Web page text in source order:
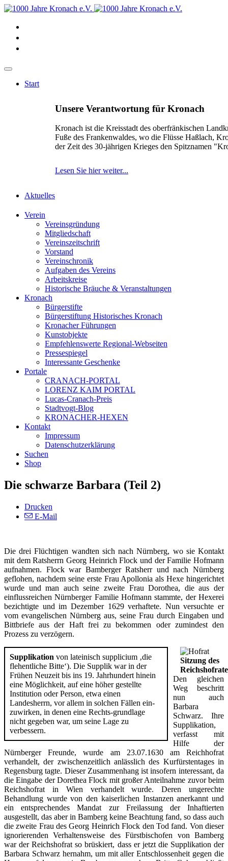
Start
Unsere Verantwortung für Kronach
Kronach ist die Kreisstadt des oberfränkischen
Fuße des Frankenwaldes, wo die Flüsse Haßlach,
der Zeit des 30-jährigen Krieges den Spitznamen
Lesen Sie hier weiter...
Aktuelles
Verein
Vereinsgründung
Mitgliedschaft
Vereinszeitschrift
Vorstand
Vereinschronik
Aufgaben des Vereins
Arbeitskreise
Historische Bräuche & Veranstaltungen
Kronach
Bürgerstifte
Bürgerstiftung Historisches Kronach
Kronacher Führungen
Kunstobjekte
Empfehlenswerte Regional-Webseiten
Pressespiegel
Interessante Geschenke
Portale
CRANACH-PORTAL
LORENZ KAIM PORTAL
Lucas-Cranach-Preis
Stadtvogt-Blog
KRONACHER-HEXEN
Kontakt
Impressum
Datenschutzerklärung
Suchen
Shop
Die schwarze Barbara (Teil 2)
Drucken
E-Mail
Die drei Flüchtigen wandten sich nach Nürnberg, wo sie Kontakt
mit dem Ratsherrn Georg Heinrich Flock und der Familie Hofmann
aufnahmen. Flock war Bamberger Ratsherr und nach Nürnberg
geflohen, nachdem seine erste Frau Apollonia als Hexe hingerichtet
wurde und man auch seine zweite Frau Dorothea, die aus der
einflussreichen Nürnberger Familie Hofmann stammte, der Hexerei
bezichtigte und im Dezember 1629 verhaftete. Nun versuchte er
vom evangelischen Nürnberg aus, seine Frau durch Eingaben und
Bittbriefe aus der Haft frei zu bekommen oder zumindest den
Prozess zu verzögern.
Supplikation von lateinisch supplicium ‚die
flehentliche Bitte‘). Die Supplik war in der
Frühen Neuzeit bis ins 19. Jahrhundert hinein
eine Möglichkeit, auf eine höher gestellte
Institution oder Person, etwa einen
Landesherrn, vor allem in solchen Fällen ein-
zuwirken, in denen eine Rechts-grundlage
nicht gegeben war, um seine Lage zu
verbessern.
Sitzung des
Den gleichen
Weg beschritt
nun auch
Barbara
Schwarz. Ihre
Supplikation,
verfasst mit
Hilfe der
Nürnberger Freunde, wurde am 23.07.1630 am Reichhofrat
verhandelt, der zwischenzeitlich anlässlich des Kurfürstentages in
Regensburg tagte. Dieser Zusammenhang ist insofern interessant, da
die Eingabe der Dorethea Flock mit großer Anteilnahme zuvor beim
Reichshofrat in Wien verhandelt wurde. Deren ungerechte
Behandlung wurde von den kaiserlichen Instanzen anerkannt und
ein entsprechendes Mandat zur Freilassung der Inhaftierten
ausgestellt, das aber in Bamberg keine Beachtung fand, so dass auch
die zweite Frau des Georg Heinrich Flock den Tod fand. Von dieser
ignorierenden Verhaltensweise des Fürstbischofen von Bamberg
war der Reichshofrat so brüskiert, dass er jetzt die Supplikation der
Barbara Schwarz hernahm, um mit aller Entschlossenheit gegen die